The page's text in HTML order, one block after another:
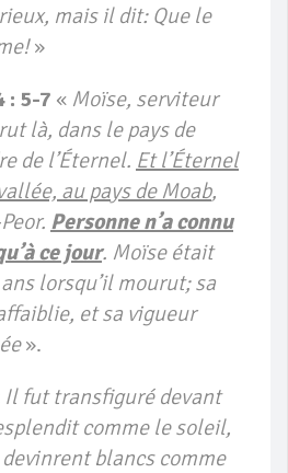
mais il dit: Que le
»
: 5-7 « Moïse, serviteur
là, dans le pays de
de l’Éternel. Et l’Éternel
au pays de Moab,
Personne n’a connu
ce jour. Moïse était
lorsqu’il mourut; sa
et sa vigueur
».
Il fut transfiguré devant
comme le soleil,
blancs comme